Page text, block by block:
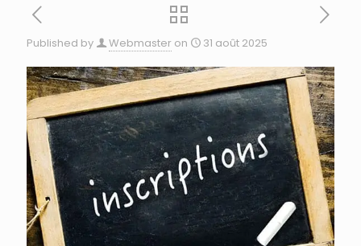
Published by Webmaster on 31 août 2025